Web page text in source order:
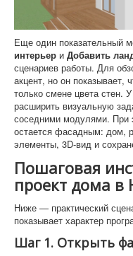
Еще один показательный
интерьер и Добавить
сценариев работы. Для
акцент, но он показывает,
только смене цвета стен.
расширить визуальную
соседними модулями. При
остается фасадным: дом,
элементы, 3D-вид и
Пошаговая
проект дома в
Ниже — практический
показывает характер
Шаг 1. Открыть